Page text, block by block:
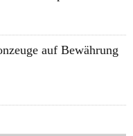
auf Bewährung